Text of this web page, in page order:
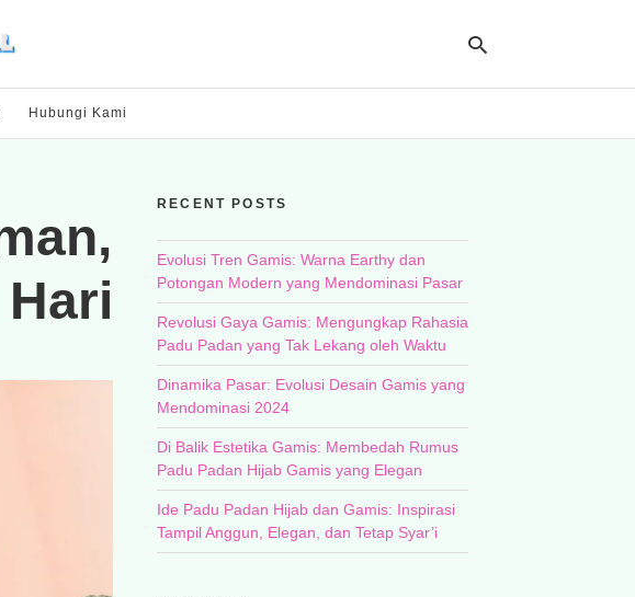
Hubungi Kami
RECENT POSTS
Evolusi Tren Gamis: Warna Earthy dan
Potongan Modern yang Mendominasi Pasar
Revolusi Gaya Gamis: Mengungkap Rahasia
Padu Padan yang Tak Lekang oleh Waktu
Dinamika Pasar: Evolusi Desain Gamis yang
Mendominasi 2024
Di Balik Estetika Gamis: Membedah Rumus
Padu Padan Hijab Gamis yang Elegan
Ide Padu Padan Hijab dan Gamis: Inspirasi
Tampil Anggun, Elegan, dan Tetap Syar’i